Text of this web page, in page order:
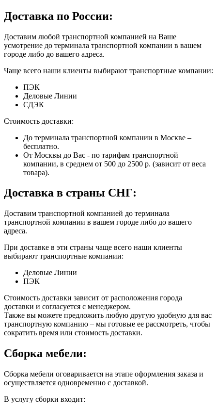
Доставка по России:
Доставим любой транспортной компанией на Ваше
усмотрение до терминала транспортной компании в вашем
городе либо до вашего адреса.
Чаще всего наши клиенты выбирают транспортные компании:
ПЭК
Деловые Линии
СДЭК
Стоимость доставки:
До терминала транспортной компании в Москве –
бесплатно.
От Москвы до Вас - по тарифам транспортной
компании, в среднем от 500 до 2500 р. (зависит от веса
товара).
Доставка в страны СНГ:
Доставим транспортной компанией до терминала
транспортной компании в вашем городе либо до вашего
адреса.
При доставке в эти страны чаще всего наши клиенты
выбирают транспортные компании:
Деловые Линии
ПЭК
Стоимость доставки зависит от расположения города
доставки и согласуется с менеджером.
Также вы можете предложить любую другую удобную для вас
транспортную компанию – мы готовые ее рассмотреть, чтобы
сократить время или стоимость доставки.
Сборка мебели:
Сборка мебели оговаривается на этапе оформления заказа и
осуществляется одновременно с доставкой.
В услугу сборки входит: